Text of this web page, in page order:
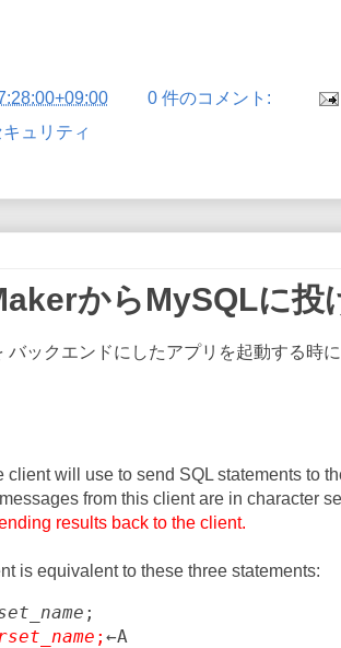
0 件のコメント:
キュリティ
からMySQLに投
ックエンドにしたアプリを起動する時
will use to send SQL statements to
from this client are in character
results back to the client.
is equivalent to these three statements:
; ←A